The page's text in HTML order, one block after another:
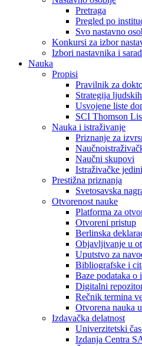
Pretraga
Pregled po
Svo nastavno
Konkursi za izbor
Izbori nastavnika i
Nauka
Propisi
Pravilnik za
Strategija
Usvojene liste
SCI Thomson
Nauka i istraživanje
Priznanje za
Naučni skupovi
Istraživačke
Prestižna priznanja
Svetosavska
Otvorenost nauke
Platforma za
Otvoreni pristup
Berlinska
Objavljivanje u
Uputstvo za
Bibliografske i
Baze podataka o
Digitalni
Rečnik termina
Otvorena nauka
Izdavačka delatnost
Univerzitetski
Izdanja Centra